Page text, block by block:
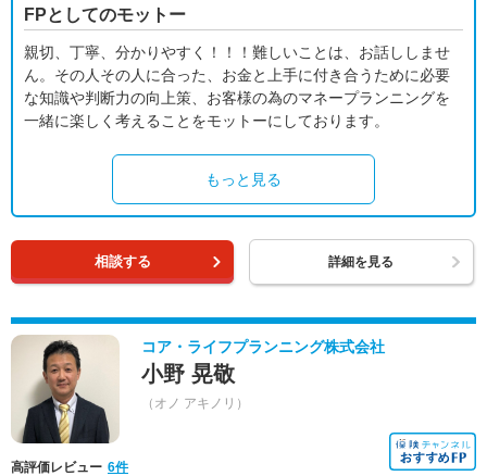
FPとしてのモットー
親切、丁寧、分かりやすく！！！難しいことは、お話ししませ
ん。その人その人に合った、お金と上手に付き合うために必要
な知識や判断力の向上策、お客様の為のマネープランニングを
一緒に楽しく考えることをモットーにしております。
もっと見る
相談する 詳細を見る
コア・ライフプランニング株式会社
小野 晃敬
（オノ アキノリ）
高評価レビュー 6件